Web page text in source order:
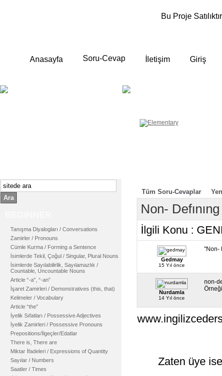
Bu Proje
Anasayfa Soru-Cevap İletişim Giriş
Ara
Tanışma Diyalogları / Conversations
Zamirler / Pronouns
Cümle Kurma / Forming a Sentence
İsimlerde Tekil, Çoğul / Singular, Plural Nouns
İsimlerde Sayılabilirlik, Sayılamazlık /
Countable, Uncountable Nouns
Article “-a”, “-an”
İşaret Zamirleri / Demonstratives (this, that)
Kelimeler / Vocabulary
Article “the”
İyelik Sıfatları / Possessive Adjectives
İyelik Zamirleri / Possessive Pronouns
Prepositions/İlgeçler/Edatlar
There is, There are
Miktar İfadeleri / Expressions of Quantity
Sayılar / Numbers
Saatler / Times
Tüm Soru-Cevaplar
Non-
İlgili Konu :
Gedmay
15 Yıl önce
"Non-
Nurdamla
14 Yıl önce
non-
Zaten üye